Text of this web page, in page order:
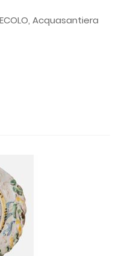
Acquasantiera